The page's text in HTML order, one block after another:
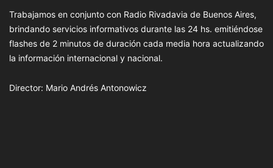
Trabajamos en conjunto con Radio Rivadavia de Buenos Aires,
brindando servicios informativos durante las 24 hs. emitiéndose
flashes de 2 minutos de duración cada media hora actualizando
la información internacional y nacional.
Director: Mario Andrés Antonowicz